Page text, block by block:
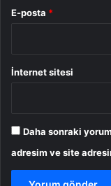
E-posta *
İnternet sitesi
Daha sonraki
adresim ve site